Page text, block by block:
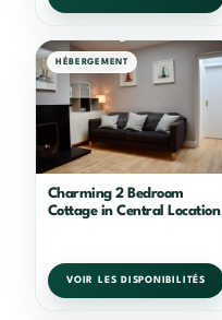
HÉBERGEMENT
Charming 2 Bedroom
Cottage in Central Location
VOIR LES DISPONIBILITÉS